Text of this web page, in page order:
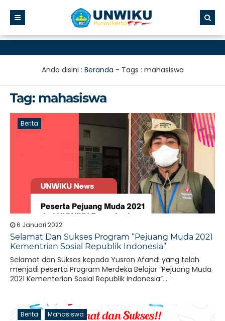
Anda disini : Beranda - Tags : mahasiswa
Tag: mahasiswa
Berita
6 Januari 2022
Selamat Dan Sukses Program “Pejuang Muda 2021
Kementrian Sosial Republik Indonesia”
Selamat dan Sukses kepada Yusron Afandi yang telah
menjadi peserta Program Merdeka Belajar “Pejuang Muda
2021 Kementerian Sosial Republik Indonesia”...
Berita Mahasiswa